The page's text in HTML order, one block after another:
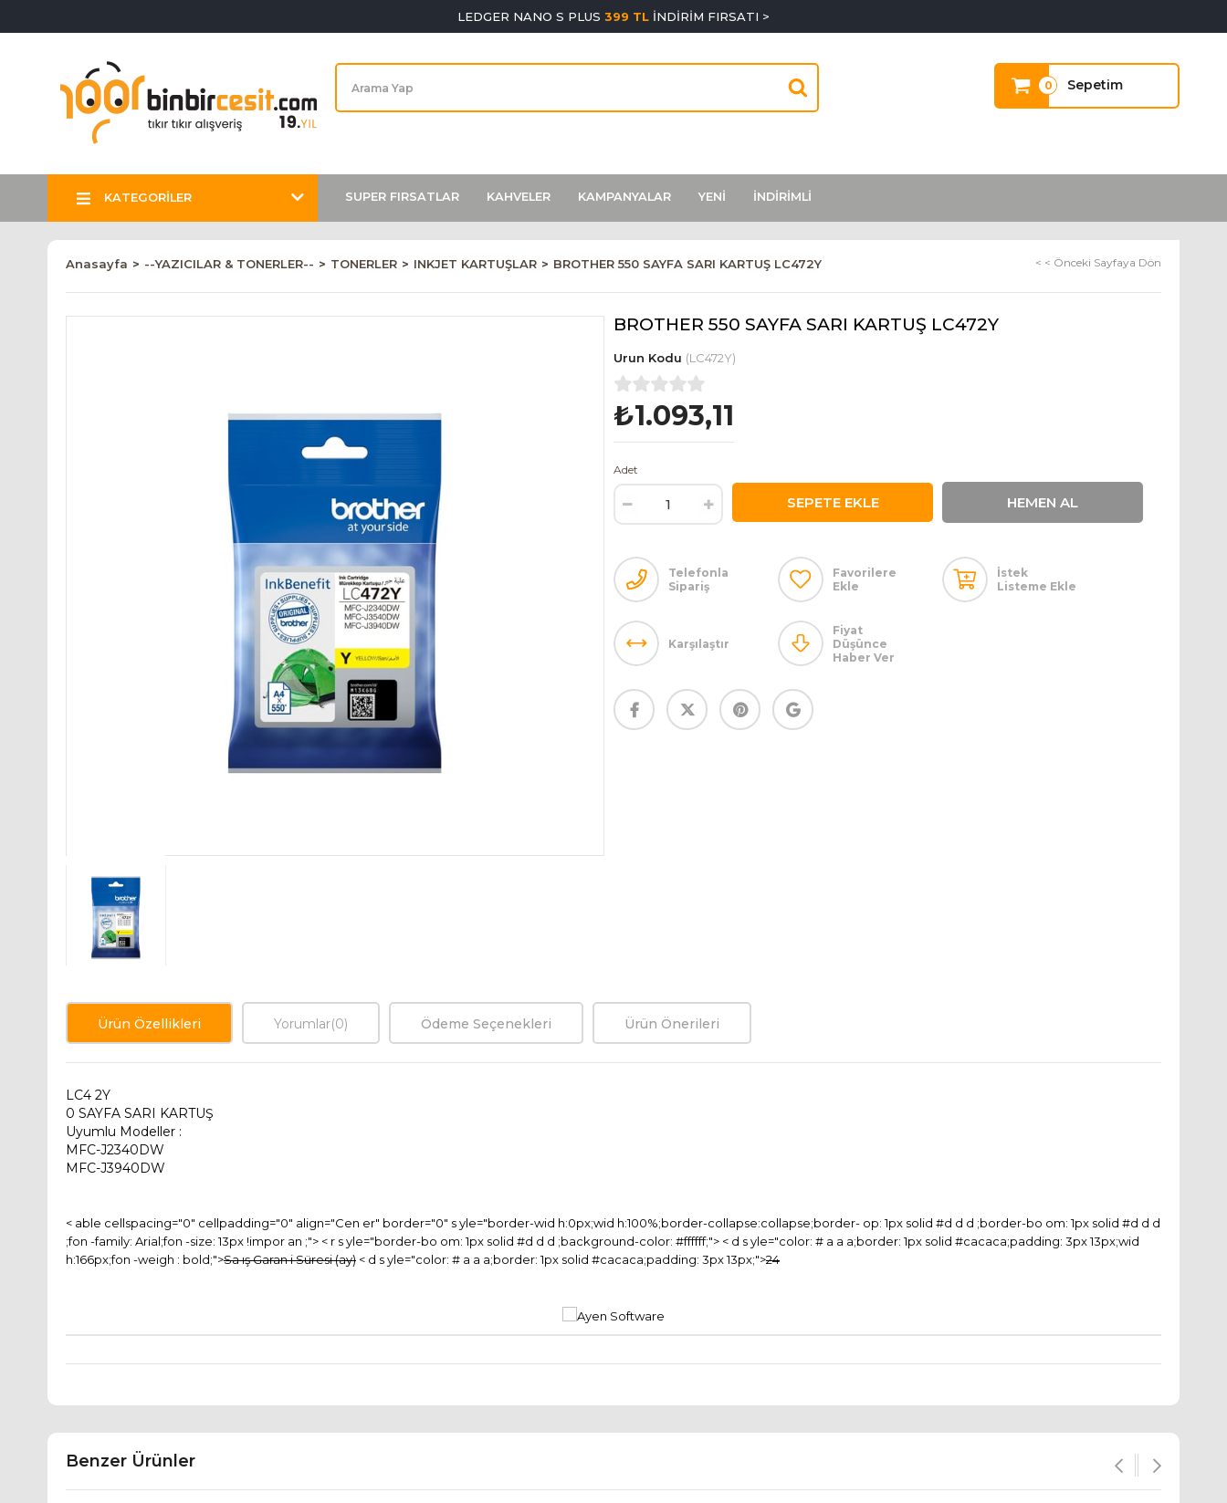
LEDGER NANO S PLUS 399 TL İNDİRİM FIRSATI >
Sepetim
0
KATEGORİLER SUPER FIRSATLAR KAHVELER KAMPANYALAR YENİ İNDİRİMLİ
Anasayfa --YAZICILAR & TONERLER-- TONERLER INKJET KARTUŞLAR BROTHER 550 SAYFA SARI KARTUŞ LC472Y < < Önceki Sayfaya Dön
BROTHER 550 SAYFA SARI KARTUŞ LC472Y
(LC472Y)
₺1.093,11
Adet
Telefonla
Sipariş
Favorilere
Ekle
İstek
Listeme Ekle
Karşılaştır
Fiyat
Düşünce
Haber Ver
Ürün Özellikleri Yorumlar(0) Ödeme Seçenekleri Ürün Önerileri
LC4 2Y
0 SAYFA SARI KARTUŞ
Uyumlu Modeller :
MFC-J2340DW
MFC-J3940DW
< able cellspacing="0" cellpadding="0" align="Cen er" border="0" s yle="border-wid h:0px;wid h:100%;border-collapse:collapse;border- op: 1px solid #d d d ;border-bo om: 1px solid #d d d
;fon -family: Arial;fon -size: 13px !impor an ;"> < r s yle="border-bo om: 1px solid #d d d ;background-color: #ffffff;"> < d s yle="color: # a a a;border: 1px solid #cacaca;padding: 3px 13px;wid
h:166px;fon -weigh : bold;">Sa ış Garan i Süresi (ay) < d s yle="color: # a a a;border: 1px solid #cacaca;padding: 3px 13px;">24
Benzer Ürünler